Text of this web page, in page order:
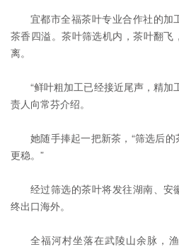
宜都市全福茶叶专业合作社的加
茶香四溢。茶叶筛选机内，茶叶翻飞
离。
“鲜叶粗加工已经接近尾声，精加
责人向常芬介绍。
她随手捧起一把新茶，“筛选后
更稳。”
经过筛选的茶叶将发往湖南、安
终出口海外。
全福河村坐落在武陵山余脉，